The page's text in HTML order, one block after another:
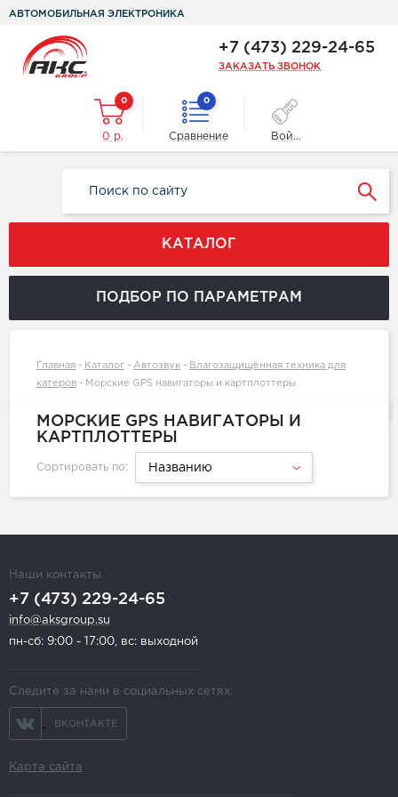
АВТОМОБИЛЬНАЯ ЭЛЕКТРОНИКА
+7 (473) 229-24-65
ЗАКАЗАТЬ ЗВОНОК
0
0 р.
0
Сравнение Войти
КАТАЛОГ
ПОДБОР ПО ПАРАМЕТРАМ
Главная - Каталог - Автозвук - Влагозащищённая техника для
катеров - Морские GPS навигаторы и картплоттеры
МОРСКИЕ GPS НАВИГАТОРЫ И
КАРТПЛОТТЕРЫ
Сортировать по: Названию
Наши контакты
+7 (473) 229-24-65
info@aksgroup.su
пн-сб: 9:00 - 17:00, вс: выходной
Следите за нами в социальных сетях:
ВКОНТАКТЕ
Карта сайта